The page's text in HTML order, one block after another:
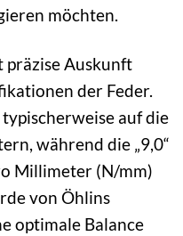
möchten.
präzise Auskunft
der Feder.
auf die
während die „9,0“
Millimeter (N/mm)
von Öhlins
optimale Balance